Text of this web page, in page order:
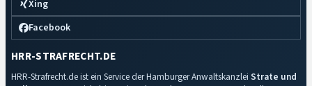
Xing
Facebook
HRR-STRAFRECHT.DE
HRR-Strafrecht.de ist ein Service der Hamburger Anwaltskanzlei Strate und